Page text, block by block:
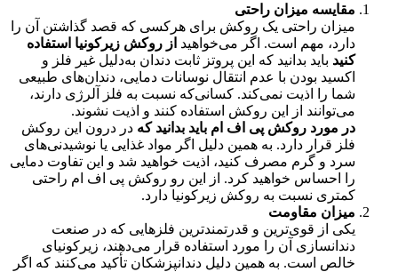
مقایسه میزان راحتی
میزان راحتی یک روکش برای هرکسی که قصد گذاشتن آن را
دارد، مهم است. اگر می‌خواهید از روکش زیرکونیا استفاده
کنید باید بدانید که این پروتز ثابت دندان به‌دلیل غیر فلز و
اکسید بودن با عدم انتقال نوسانات دمایی، دندان‌های طبیعی
شما را اذیت نمی‌کند. کسانی‌که نسبت به فلز آلرژی دارند،
می‌توانند از این روکش استفاده کنند و اذیت نشوند.
در مورد روکش پی اف ام باید بدانید که در درون این روکش
فلز قرار دارد. به همین دلیل اگر مواد غذایی یا نوشیدنی‌های
سرد و گرم مصرف کنید، اذیت خواهید شد و این تفاوت دمایی
را احساس خواهید کرد. از این رو روکش پی اف ام راحتی
کمتری نسبت به روکش زیرکونیا دارد.
میزان مقاومت
یکی از قوی‌ترین و قدرتمندترین فلزهایی که در صنعت
دندانسازی آن را مورد استفاده قرار می‌دهند، زیرکونیای
خالص است. به همین دلیل دندانپزشکان تأکید می‌کنند که اگر